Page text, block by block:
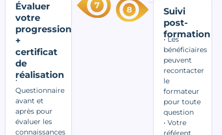
Évaluer
votre
progression
+
certificat
de
réalisation
•
Questionnaire
avant et
après pour
évaluer les
connaissances
Suivi
post-
formation
• Les
bénéficiaires
peuvent
recontacter
le
formateur
pour toute
question
• Votre
référent